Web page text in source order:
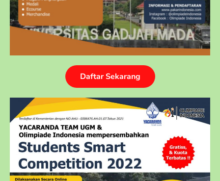
Daftar Sekarang